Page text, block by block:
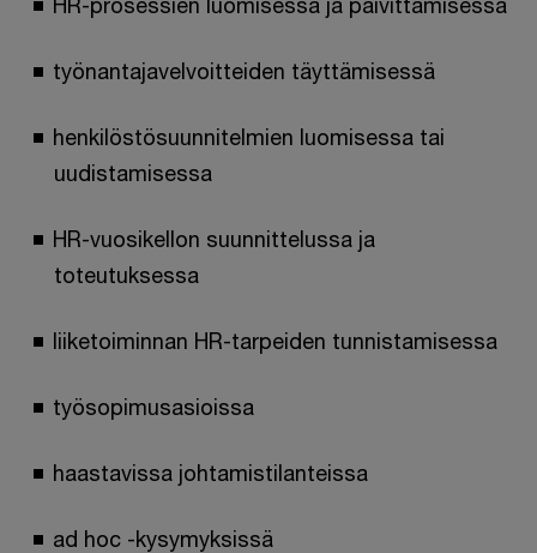
työnantajavelvoitteiden täyttämisessä
henkilöstösuunnitelmien luomisessa tai
uudistamisessa
HR-vuosikellon suunnittelussa ja
toteutuksessa
liiketoiminnan HR-tarpeiden tunnistamisessa
työsopimusasioissa
haastavissa johtamistilanteissa
ad hoc -kysymyksissä